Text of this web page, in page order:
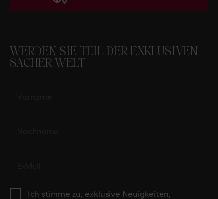
WERDEN SIE TEIL DER EXKLUSIVEN
SACHER WELT
Ich stimme zu, exklusive Neuigkeiten,